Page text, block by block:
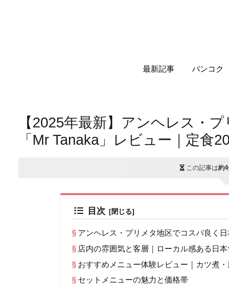
最新記事 バンコク
【2025年最新】アンヘレス・
「Mr Tanaka」レビュー｜定食
この記事は約
目次
アンヘレス・プリメタ地区でコスパ良く日
店内の雰囲気と客層｜ローカル感ある日
おすすめメニュー体験レビュー｜カツ煮
セットメニューの魅力と価格帯